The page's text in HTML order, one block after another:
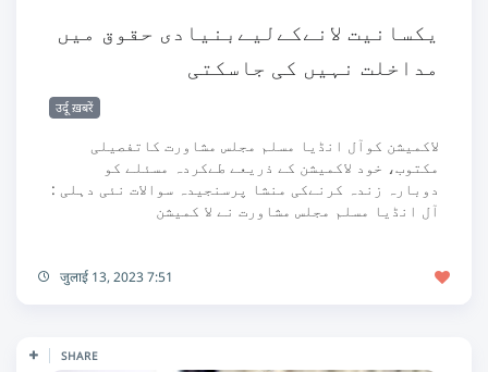
یکسانیت لانےکےلیےبنیادی حقوق میں
مداخلت نہیں کی جاسکتی
उर्दू ख़बरें
لاکمیشن کوآل انڈیا مسلم مجلس مشاورت کاتفصیلی
مکتوب، خود لاکمیشن کے ذریعے طےکردہ مسئلے کو
دوبارہ زندہ کرنےکی منشا پرسنجیدہ سوالات نئی دہلی :
آل انڈیا مسلم مجلس مشاورت نے لا کمیشن
जुलाई 13, 2023 7:51
SHARE